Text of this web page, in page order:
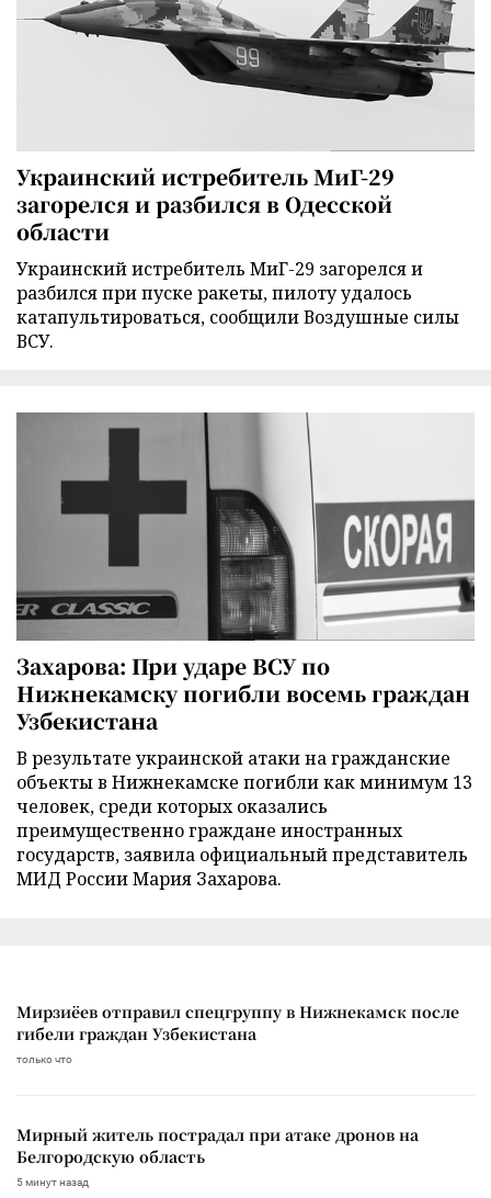
Украинский истребитель МиГ-29
загорелся и разбился в Одесской
области
Украинский истребитель МиГ-29 загорелся и
разбился при пуске ракеты, пилоту удалось
катапультироваться, сообщили Воздушные силы
ВСУ.
Захарова: При ударе ВСУ по
Нижнекамску погибли восемь граждан
Узбекистана
В результате украинской атаки на гражданские
объекты в Нижнекамске погибли как минимум 13
человек, среди которых оказались
преимущественно граждане иностранных
государств, заявила официальный представитель
МИД России Мария Захарова.
Мирзиёев отправил спецгруппу в Нижнекамск после
гибели граждан Узбекистана
только что
Мирный житель пострадал при атаке дронов на
Белгородскую область
5 минут назад